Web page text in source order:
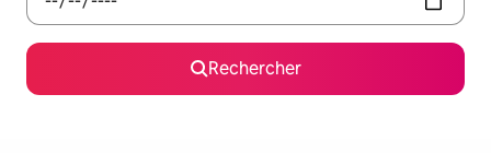
Rechercher